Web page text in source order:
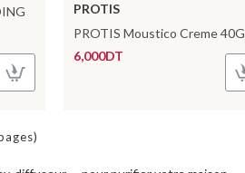
PROTIS
PROTIS Moustico Creme 40G
6,000DT